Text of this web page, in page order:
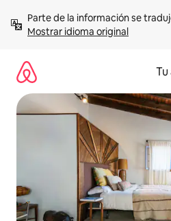
contenidoMostrar idioma original